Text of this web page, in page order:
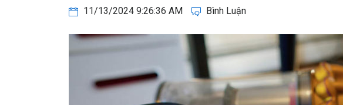
11/13/2024 9:26:36 AM Bình Luận